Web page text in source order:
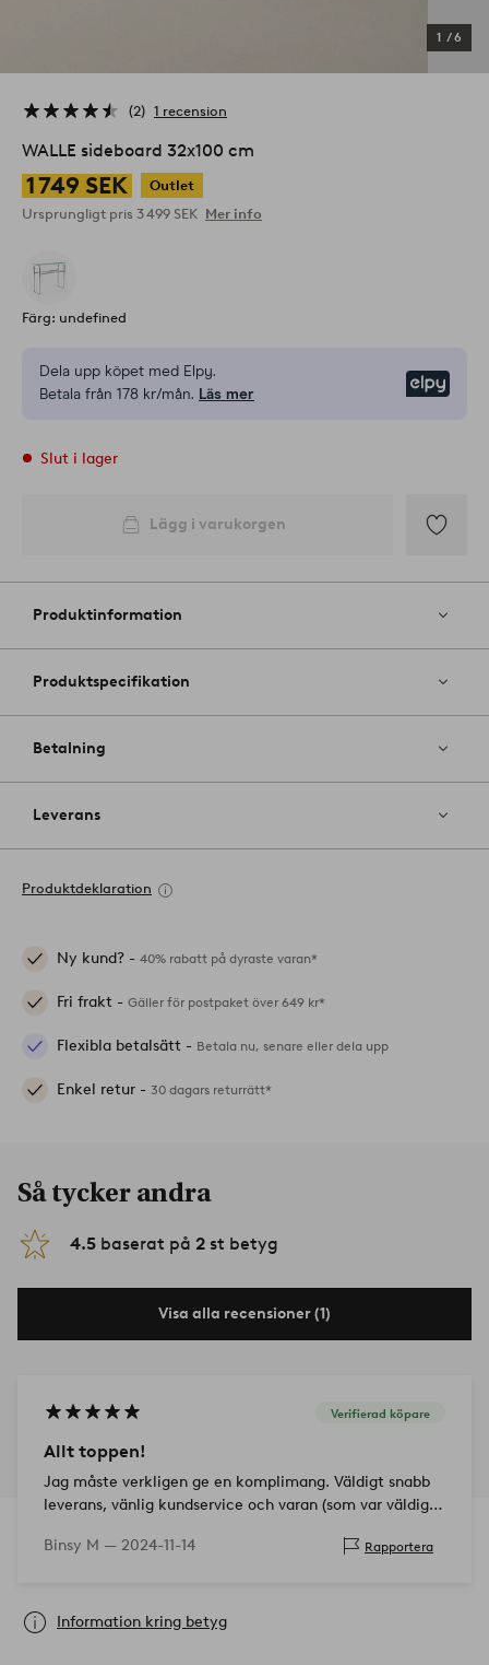
1 /6
2 1 recension
WALLE sideboard 32x100 cm
1 749 SEK
Outlet
Ursprungligt pris 3 499 SEK Mer info
Färg: undefined
Dela upp köpet med Elpy.
Betala från 178 kr/mån. Läs mer
Slut i lager
Lägg i varukorgen
till
favoriter
Produktinformation
Produktspecifikation
Betalning
Leverans
Produktdeklaration
Ny kund? - 40% rabatt på dyraste varan*
Fri frakt - Gäller för postpaket över 649 kr*
Flexibla betalsätt - Betala nu, senare eller dela upp
Enkel retur - 30 dagars returrätt*
Så tycker andra
4.5 baserat på 2 st betyg
Visa alla recensioner (1)
Verifierad köpare
Allt toppen!
Jag måste verkligen ge en komplimang. Väldigt snabb
leverans, vänlig kundservice och varan (som var väldigt
ihop och snyggt att titta…
Binsy M — 2024-11-14 Rapportera
Information kring betyg